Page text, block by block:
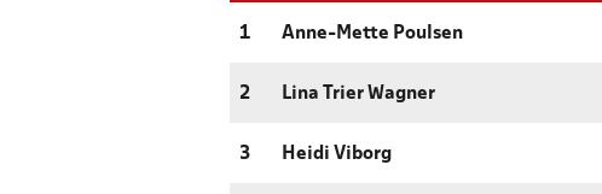
1 Anne-Mette Poulsen
2 Lina Trier Wagner
3 Heidi Viborg